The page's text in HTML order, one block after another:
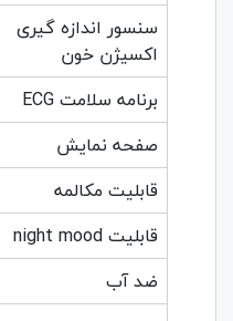
سنسور اندازه گیری
اکسیژن خون
برنامه سلامت ECG
صفحه نمایش
قابلیت مکالمه
قابلیت night mood
ضد آب